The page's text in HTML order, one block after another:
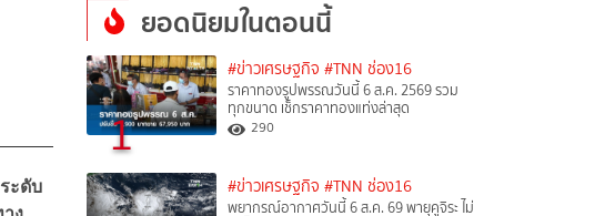
ะดับ
ยอดนิยมในตอนนี้
1
#ข่าวเศรษฐกิจ #TNN ช่อง16
ราคาทองรูปพรรณวันนี้ 6 ส.ค. 2569 รวม
ทุกขนาด เช็กราคาทองแท่งล่าสุด
290
#ข่าวเศรษฐกิจ #TNN ช่อง16
พยากรณ์อากาศวันนี้ 6 ส.ค. 69 พายุคูจิระ ไม่